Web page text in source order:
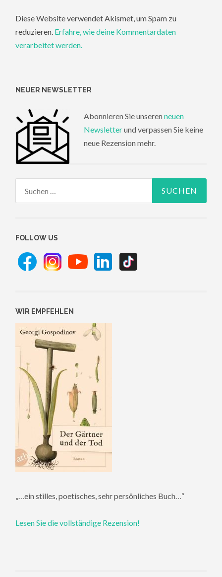
Diese Website verwendet Akismet, um Spam zu
reduzieren. Erfahre, wie deine Kommentardaten
verarbeitet werden.
NEUER NEWSLETTER
Abonnieren Sie unseren neuen
Newsletterund verpassen Sie keine
neue Rezension mehr.
FOLLOW US
WIR EMPFEHLEN
„…ein stilles, poetisches, sehr persönliches Buch…“
Lesen Sie die vollständige Rezension!